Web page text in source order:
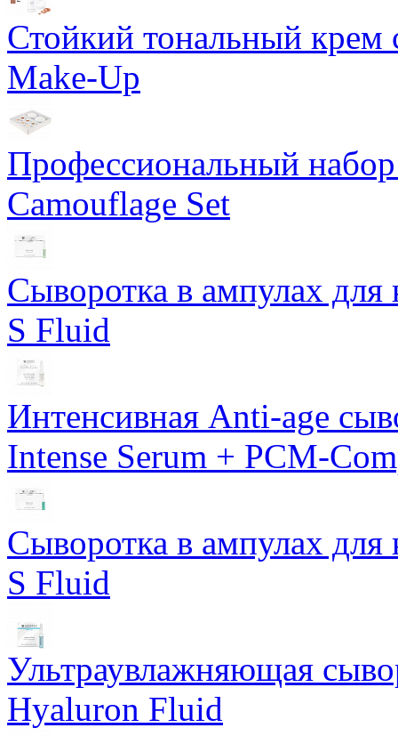
Стойкий тональный
Make-Up
Профессиональный
Camouflage Set
Сыворотка в ампулах для
S Fluid
Интенсивная Anti-age
Intense Serum + PCM-
Сыворотка в ампулах для
S Fluid
Ультраувлажняющая
Hyaluron Fluid